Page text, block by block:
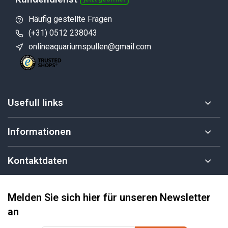
Häufig gestellte Fragen
(+31) 0512 238043
onlineaquariumspullen@gmail.com
Usefull links
Informationen
Kontaktdaten
Melden Sie sich hier für unseren Newsletter
an